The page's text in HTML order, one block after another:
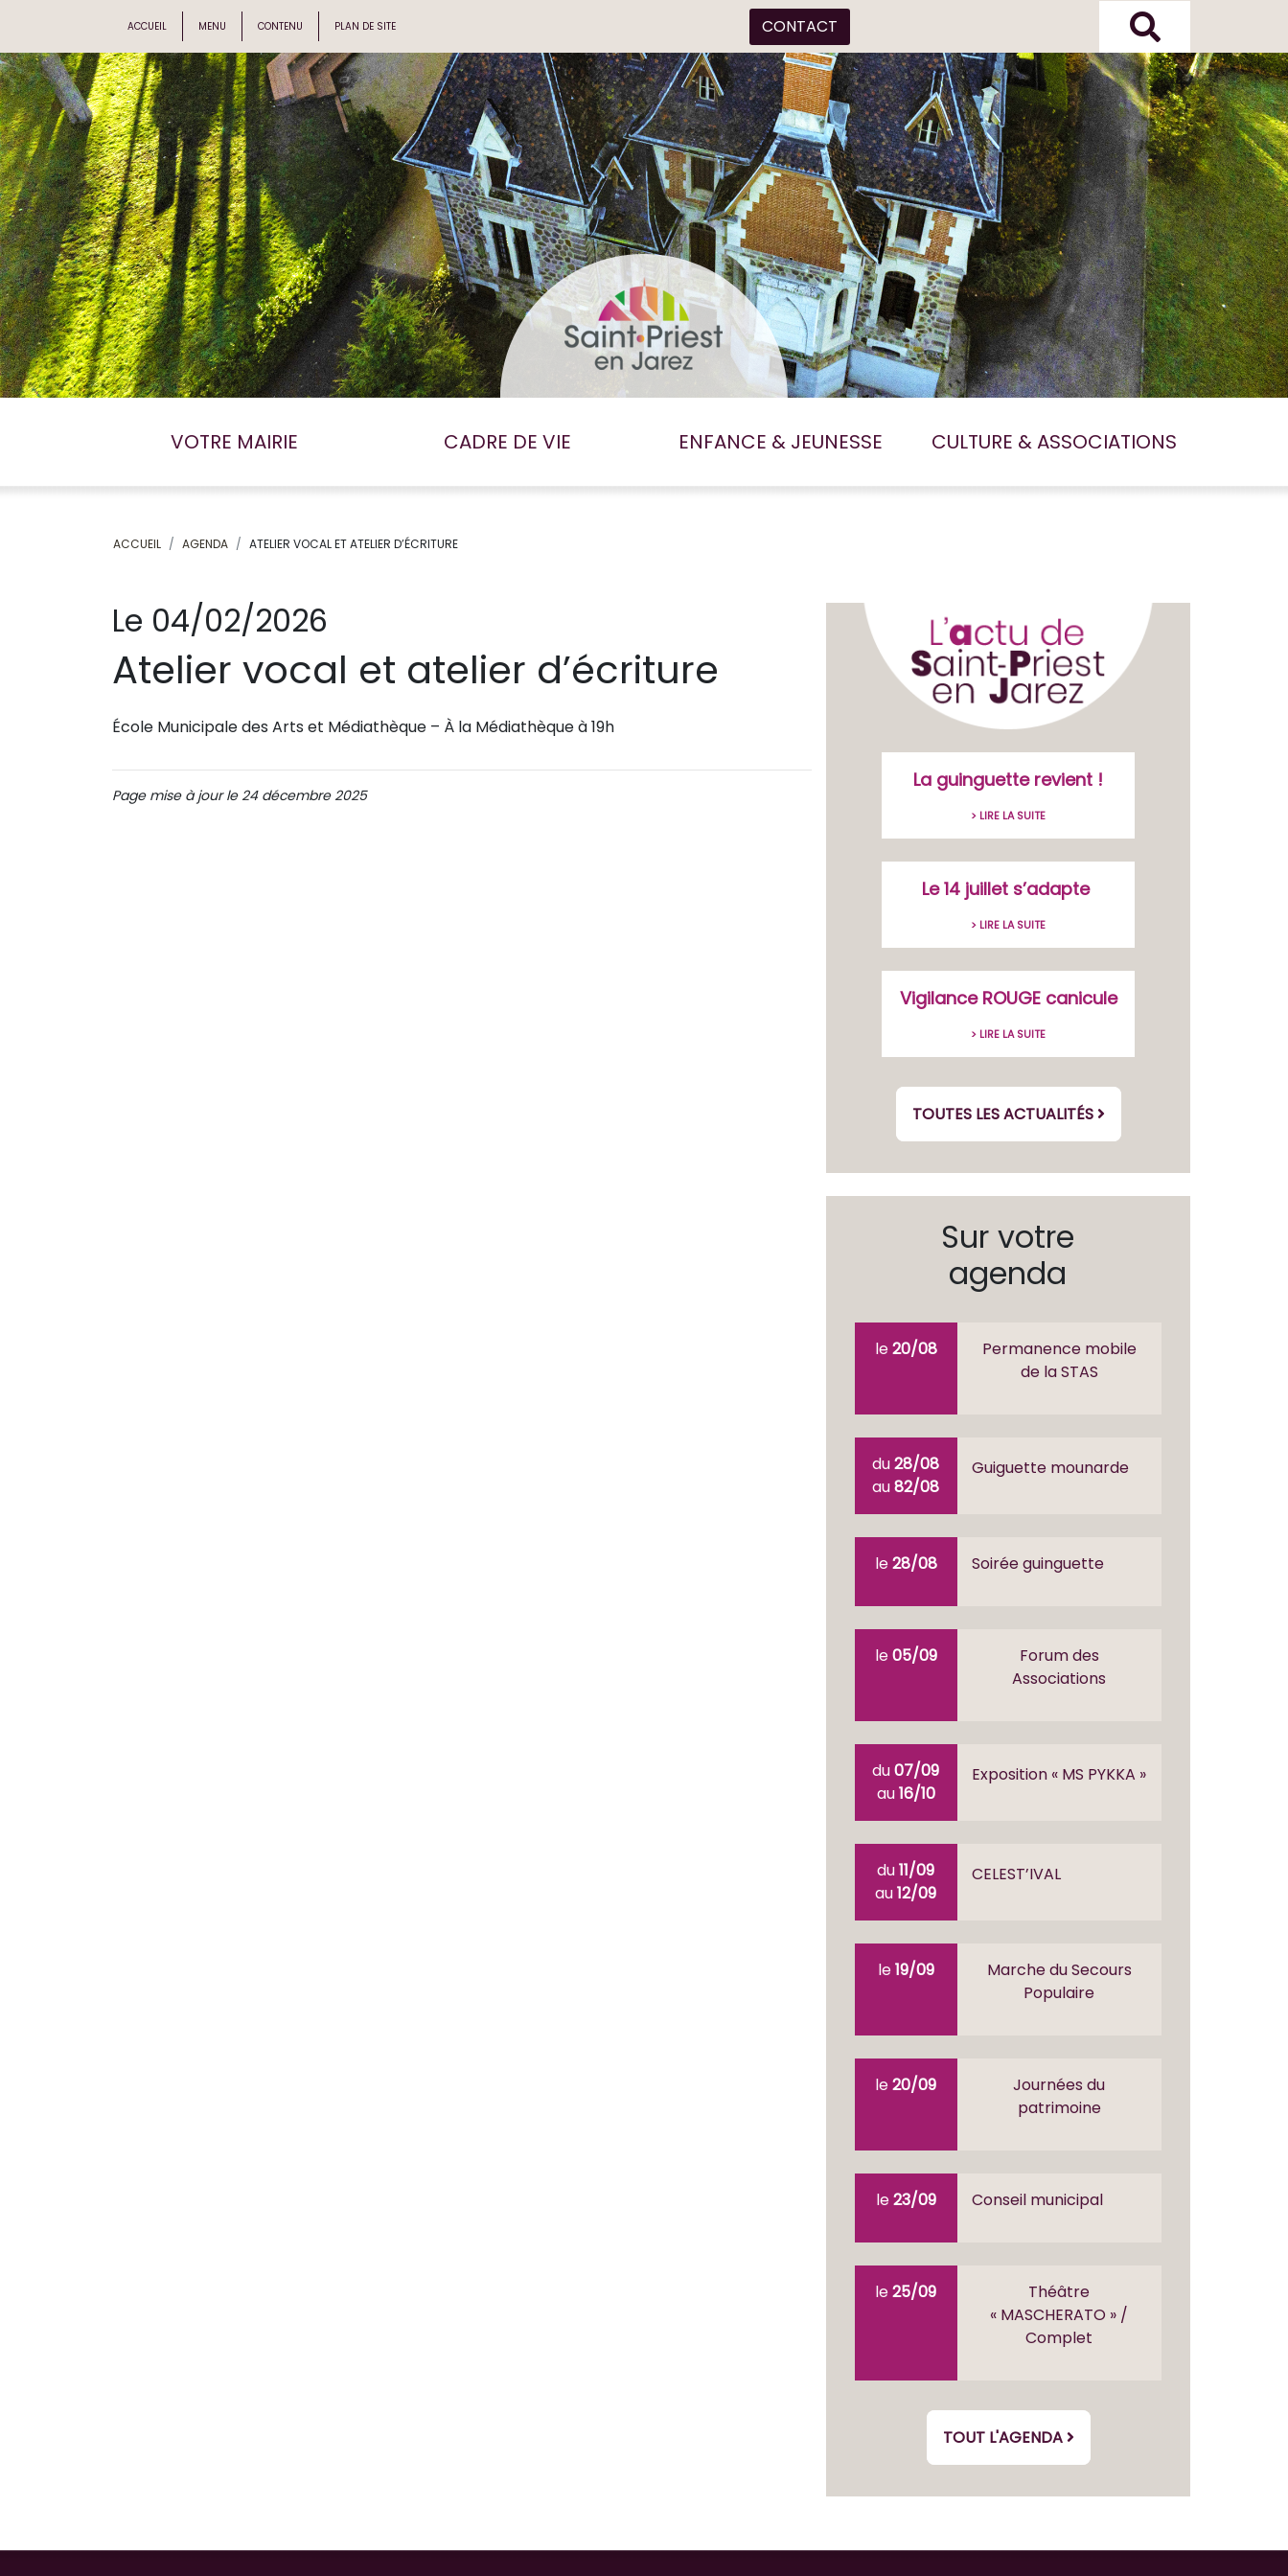
ACCUEIL MENU CONTENU PLAN DE SITE CONTACT
VOTRE MAIRIE CADRE DE VIE ENFANCE & JEUNESSE CULTURE & ASSOCIATIONS
ACCUEIL AGENDA ATELIER VOCAL ET ATELIER D’ÉCRITURE
Le 04/02/2026
Atelier vocal et atelier d’écriture
École Municipale des Arts et Médiathèque – À la Médiathèque à 19h
Page mise à jour le 24 décembre 2025
La guinguette revient !
> LIRE LA SUITE
Le 14 juillet s’adapte
> LIRE LA SUITE
Vigilance ROUGE canicule
> LIRE LA SUITE
TOUTES LES ACTUALITÉS
Sur votre
agenda
le20/08
Permanence mobile
de la STAS
du28/08
au82/08
Guiguette mounarde
le28/08 Soirée guinguette
le05/09
Forum des
Associations
du07/09
au16/10
Exposition « MS PYKKA »
du11/09
au12/09
CELEST’IVAL
le19/09
Marche du Secours
Populaire
le20/09
Journées du
patrimoine
le23/09 Conseil municipal
le25/09
Théâtre
« MASCHERATO » /
Complet
TOUT L'AGENDA